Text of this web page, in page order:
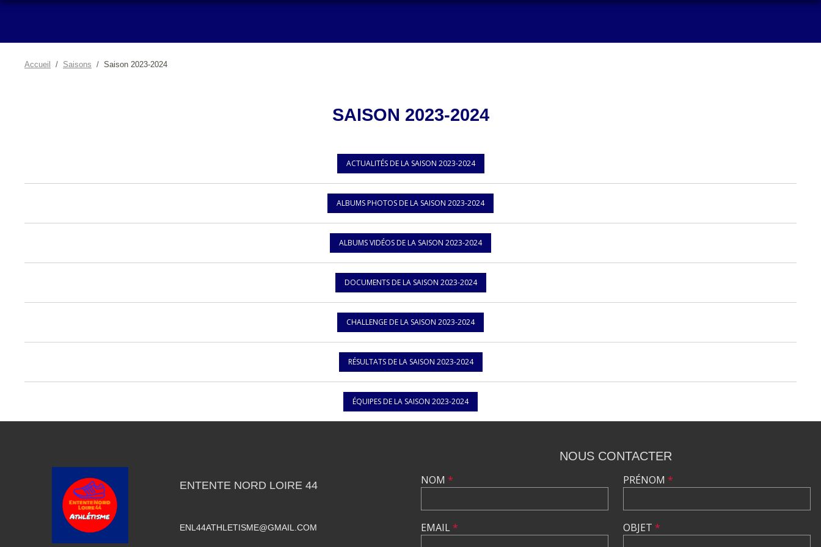
Accueil Saisons Saison 2023-2024
SAISON 2023-2024
ACTUALITÉS DE LA SAISON 2023-2024
ALBUMS PHOTOS DE LA SAISON 2023-2024
ALBUMS VIDÉOS DE LA SAISON 2023-2024
DOCUMENTS DE LA SAISON 2023-2024
CHALLENGE DE LA SAISON 2023-2024
RÉSULTATS DE LA SAISON 2023-2024
ÉQUIPES DE LA SAISON 2023-2024
ENTENTE NORD LOIRE 44
ENL44ATHLETISME@GMAIL.COM
NOUS CONTACTER
NOM *
EMAIL*
PRÉNOM *
OBJET *